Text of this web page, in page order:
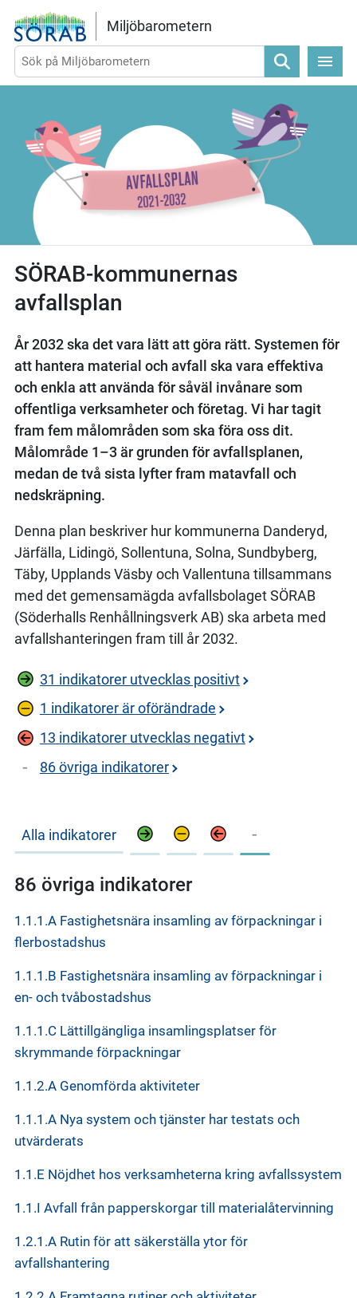
Gå direkt till sidans innehåll
Miljöbarometern
Sök
SÖRAB-kommunernas
avfallsplan
År 2032 ska det vara lätt att göra rätt. Systemen för
att hantera material och avfall ska vara effektiva
och enkla att använda för såväl invånare som
offentliga verksamheter och företag. Vi har tagit
fram fem målområden som ska föra oss dit.
Målområde 1–3 är grunden för avfallsplanen,
medan de två sista lyfter fram matavfall och
nedskräpning.
Denna plan beskriver hur kommunerna Danderyd,
Järfälla, Lidingö, Sollentuna, Solna, Sundbyberg,
Täby, Upplands Väsby och Vallentuna tillsammans
med det gemensamägda avfallsbolaget SÖRAB
(Söderhalls Renhållningsverk AB) ska arbeta med
avfallshanteringen fram till år 2032.
31 indikatorer utvecklas positivt
1 indikatorer är oförändrade
13 indikatorer utvecklas negativt
86 övriga indikatorer
Alla indikatorer
86 övriga indikatorer
1.1.1.A Fastighetsnära insamling av förpackningar i
flerbostadshus
1.1.1.B Fastighetsnära insamling av förpackningar i
en- och tvåbostadshus
1.1.1.C Lättillgängliga insamlingsplatser för
skrymmande förpackningar
1.1.2.A Genomförda aktiviteter
1.1.1.A Nya system och tjänster har testats och
utvärderats
1.1.E Nöjdhet hos verksamheterna kring avfallssystem
1.1.I Avfall från papperskorgar till materialåtervinning
1.2.1.A Rutin för att säkerställa ytor för
avfallshantering